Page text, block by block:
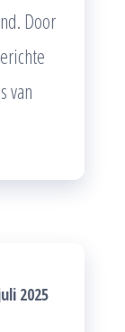
Door
van
2025